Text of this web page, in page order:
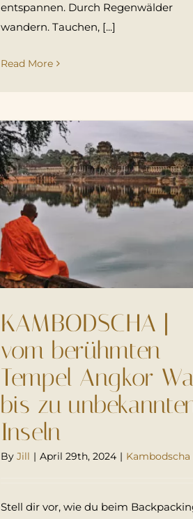
entspannen. Durch Regenwälder
wandern. Tauchen, [...]
Read More
KAMBODSCHA |
vom berühmten
Tempel Angkor
bis zu
Inseln
By Jill | April 29th, 2024 | Kambodscha
Stell dir vor, wie du beim